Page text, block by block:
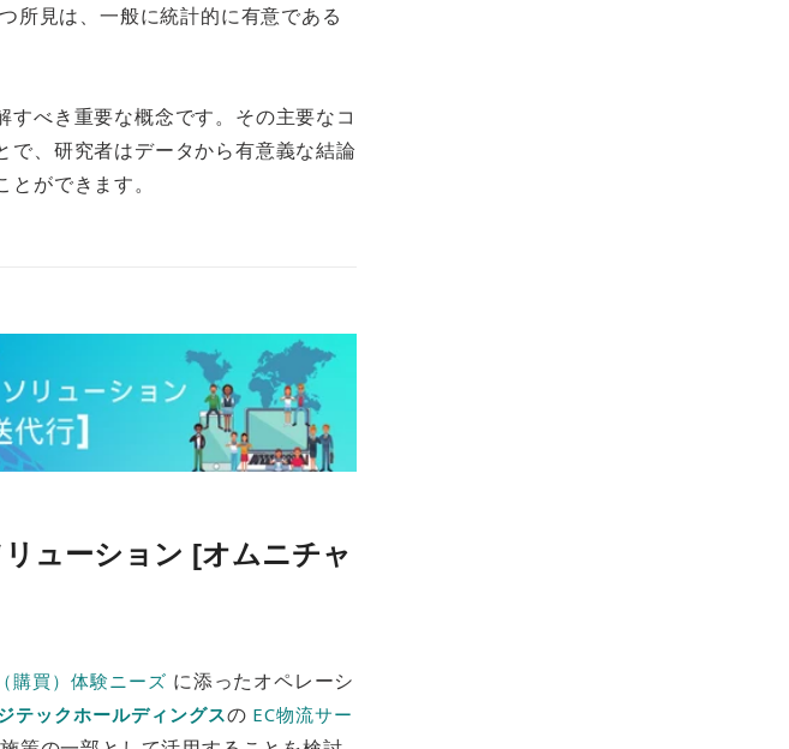
所見は、一般に統計的に有意である
べき重要な概念です。その主要なコ
で、研究者はデータから有意義な結論
ができます。
ューション [オムニチャ
購買）体験ニーズ に添ったオペレーシ
テックホールディングスの EC物流サー